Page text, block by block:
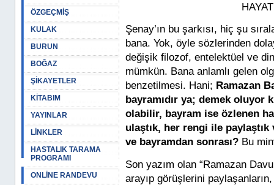
ÖZGEÇMİŞ
KULAK
BURUN
BOĞAZ
ŞİKAYETLER
KİTABIM
YAYINLAR
LİNKLER
HASTALIK TARAMA
PROGRAMI
ONLİNE RANDEVU
Şenay’ın bu şarkısı, hiç şu
bana. Yok, öyle sözlerinden
değişik filozof, entelektüel ve
mümkün. Bana anlamlı gelen
benzetilmesi. Hani; Ramazan
bayramıdır ya; demek
olabilir, bayram ise özlenen
ulaştık, her rengi ile
ve bayramdan sonrası? Bu
Son yazım olan “Ramazan
arayıp görüşlerini